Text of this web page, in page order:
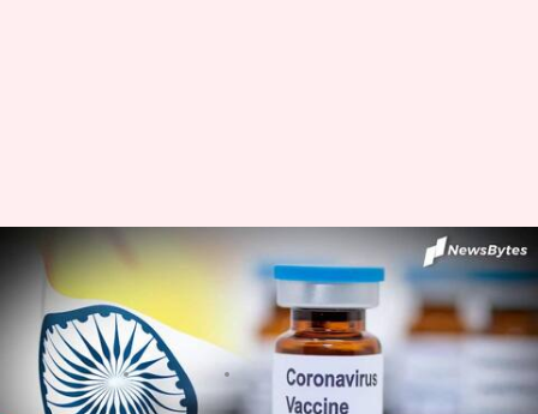
कोरोना वैक्सीनेशन अभियान को
सफल बनाने के लिए साथ काम करेंगे
ये मंत्रालय और विभाग
लेखन प्रमोद कुमार Jan 10, 2021 10:57 am